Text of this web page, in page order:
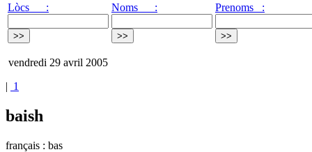
Lòcs :
Noms : Prenoms :
vendredi 29 avril 2005
| 1
baish
français : bas